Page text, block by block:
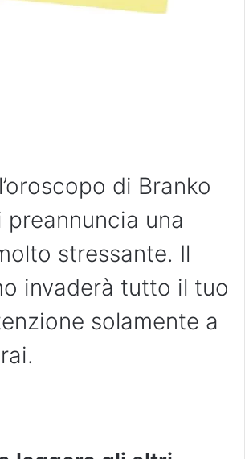
di Branko
preannuncia una
stressante. Il
invaderà tutto il tuo
solamente a